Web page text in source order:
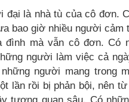
đại là nhà tù của cô đơn.
bao giờ nhiều người
đình mà vẫn cô đơn. Có
người làm việc cả
người mang trong
lần rồi bị phản bội, nên
tương quan sâu. Có